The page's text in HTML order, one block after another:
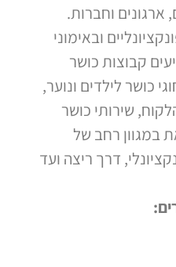
ארגונים וחברות.
ובאימוני
קבוצות כושר
כושר לילדים ונוער,
שירותי כושר
במגוון רחב של
דרך ריצה ועד